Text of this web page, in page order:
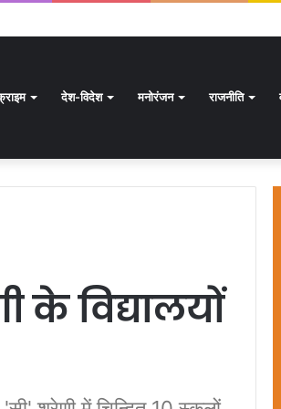
से 20.27 लाख मतदाताओं तक पहुंचे नोटिस: सीईओ
देश-विदेश मनोरंजन राजनीति
के विद्यालयों